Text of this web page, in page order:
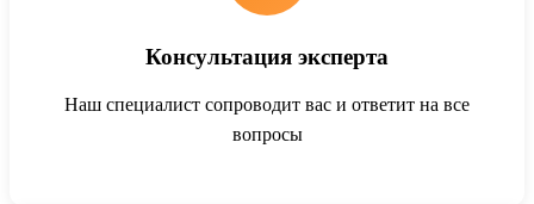
Консультация эксперта
Наш специалист сопроводит вас и ответит на все
вопросы